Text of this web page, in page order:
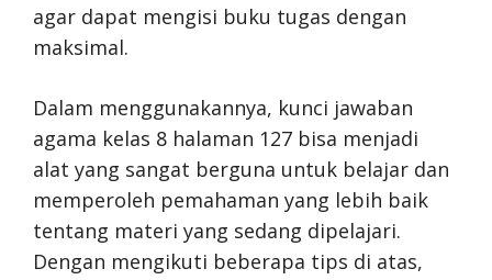
agar dapat mengisi buku tugas dengan
maksimal.
Dalam menggunakannya, kunci jawaban
agama kelas 8 halaman 127 bisa menjadi
alat yang sangat berguna untuk belajar dan
memperoleh pemahaman yang lebih baik
tentang materi yang sedang dipelajari.
Dengan mengikuti beberapa tips di atas,